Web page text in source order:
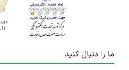
ما را دنبال کنید